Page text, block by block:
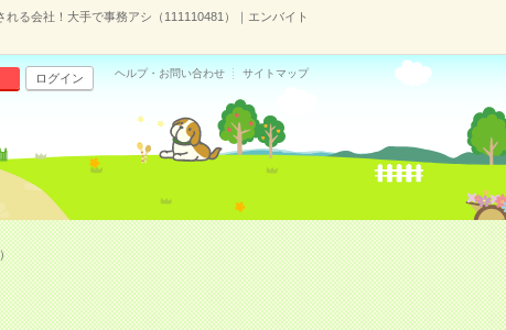
る会社！大手で事務アシ（111110481）｜エンバイト
ログイン ヘルプ・お問い合わせ サイトマップ